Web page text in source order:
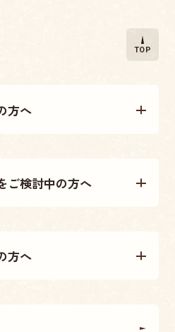
方へ
ご検討中の方へ
方へ
TOP